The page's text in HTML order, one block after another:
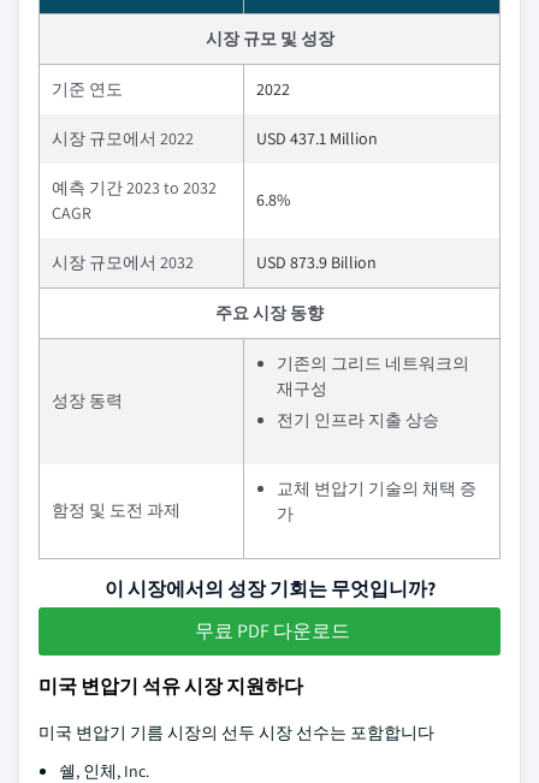
시장 규모 및 성장
기준 연도 2022
시장 규모에서 2022 USD 437.1 Million
예측 기간 2023 to 2032
CAGR
6.8%
시장 규모에서 2032 USD 873.9 Billion
주요 시장 동향
성장 동력
기존의 그리드 네트워크의
재구성
전기 인프라 지출 상승
함정 및 도전 과제
교체 변압기 기술의 채택 증
가
이 시장에서의 성장 기회는 무엇입니까?
무료 PDF 다운로드
미국 변압기 석유 시장 지원하다
미국 변압기 기름 시장의 선두 시장 선수는 포함합니다
쉘, 인체, Inc.